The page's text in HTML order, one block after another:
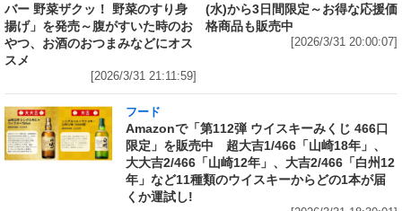
バー 野菜ザクッ！ 野菜のすり身
揚げ」を発売～腹がすいた時のお
やつ、お酒のおつまみなどにオス
スメ
[2026/3/31 21:11:59]
(水)から3日間限定～お得な応援価
格商品も販売中
[2026/3/31 20:00:07]
フード
Amazonで「第112弾 ウイスキーみくじ 466口
限定」を販売中 超大吉1/466「山崎18年」、
大大吉2/466「山崎12年」、大吉2/466「白州12
年」など11種類のウイスキーからどの1本が届
くか運試し!